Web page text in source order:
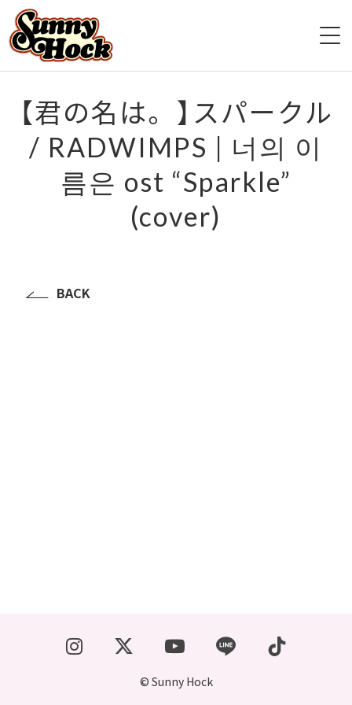
HOME
ABOUT
LIVE
VIDEO
【君の名は。 】スパークル
/ RADWIMPS | 너의 이
름은 ost “Sparkle”
(cover)
BACK
© Sunny Hock